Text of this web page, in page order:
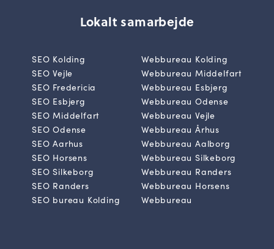
Lokalt samarbejde
SEO Kolding
SEO Vejle
SEO Fredericia
SEO Esbjerg
SEO Middelfart
SEO Odense
SEO Aarhus
SEO Horsens
SEO Silkeborg
SEO Randers
SEO bureau Kolding
Webbureau Kolding
Webbureau Middelfart
Webbureau Esbjerg
Webbureau Odense
Webbureau Vejle
Webbureau Århus
Webbureau Aalborg
Webbureau Silkeborg
Webbureau Randers
Webbureau Horsens
Webbureau